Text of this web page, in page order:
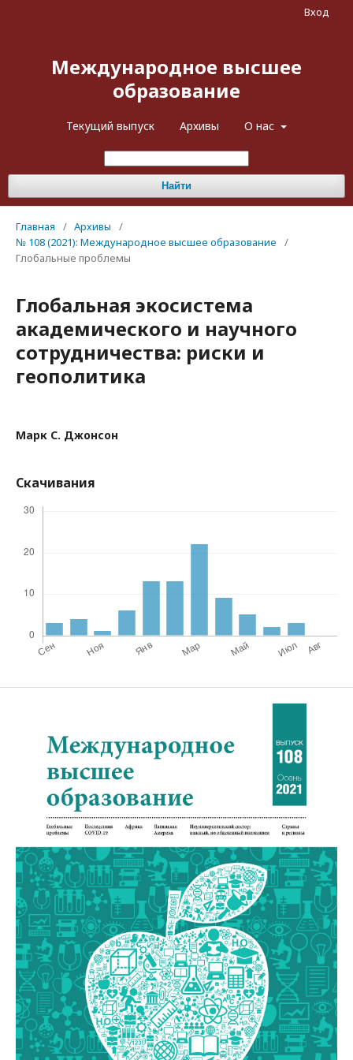
Международное высшее
образование
Текущий выпуск Архивы О нас
Найти
Вход
Главная / Архивы
/
№ 108 (2021): Международное высшее образование
/
Глобальные проблемы
Глобальная экосистема
академического и научного
сотрудничества: риски и
геополитика
Марк С. Джонсон
Скачивания